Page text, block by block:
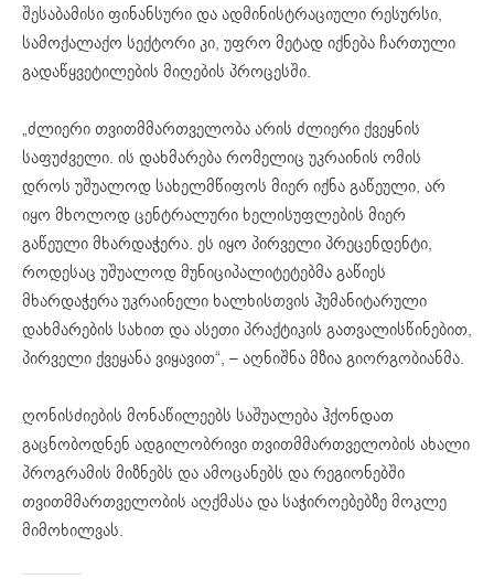
შესაბამისი ფინანსური და ადმინისტრაციული რესურსი,
სამოქალაქო სექტორი კი, უფრო მეტად იქნება ჩართული
გადაწყვეტილების მიღების პროცესში.
„ძლიერი თვითმმართველობა არის ძლიერი ქვეყნის
საფუძველი. ის დახმარება რომელიც უკრაინის ომის
დროს უშუალოდ სახელმწიფოს მიერ იქნა გაწეული, არ
იყო მხოლოდ ცენტრალური ხელისუფლების მიერ
გაწეული მხარდაჭერა. ეს იყო პირველი პრეცენდენტი,
როდესაც უშუალოდ მუნიციპალიტეტებმა გაწიეს
მხარდაჭერა უკრაინელი ხალხისთვის ჰუმანიტარული
დახმარების სახით და ასეთი პრაქტიკის გათვალისწინებით,
პირველი ქვეყანა ვიყავით“, – აღნიშნა მზია გიორგობიანმა.
ღონისძიების მონაწილეებს საშუალება ჰქონდათ
გაცნობოდნენ ადგილობრივი თვითმმართველობის ახალი
პროგრამის მიზნებს და ამოცანებს და რეგიონებში
თვითმმართველობის აღქმასა და საჭიროებებზე მოკლე
მიმოხილვას.